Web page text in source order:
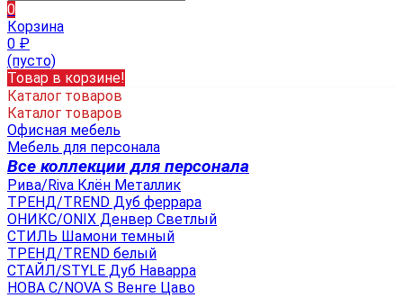
0
Корзина
0 ₽
(пусто)
Товар в корзине!
Каталог товаров
Каталог товаров
Офисная мебель
Мебель для персонала
Все коллекции для персонала
Рива/Riva Клён Металлик
ТРЕНД/TREND Дуб феррара
ОНИКС/ONIX Денвер Светлый
СТИЛЬ Шамони темный
ТРЕНД/TREND белый
СТАЙЛ/STYLE Дуб Наварра
НОВА С/NOVA S Венге Цаво